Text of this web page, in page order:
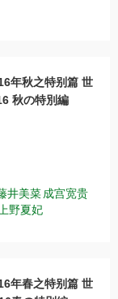
年秋之特别篇 世
秋の特別編
井美菜成宫宽贵
上野夏妃
年春之特别篇 世